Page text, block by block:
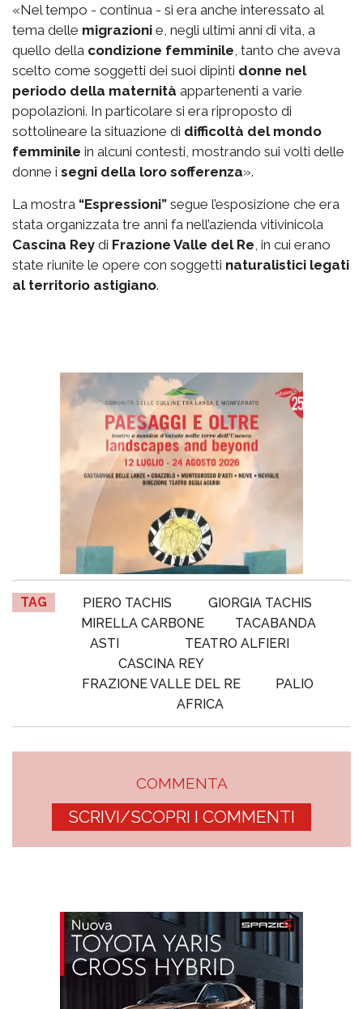
«Nel tempo - continua - si era anche interessato al
tema delle migrazioni e, negli ultimi anni di vita, a
quello della condizione femminile , tanto che aveva
scelto come soggetti dei suoi dipinti donne nel
periodo della maternità appartenenti a varie
popolazioni. In particolare si era riproposto di
sottolineare la situazione di difficoltà del mondo
femminile in alcuni contesti, mostrando sui volti delle
donne i segni della loro sofferenza».
La mostra “Espressioni” segue l’esposizione che era
stata organizzata tre anni fa nell’azienda vitivinicola
Cascina Rey di Frazione Valle del Re , in cui erano
state riunite le opere con soggetti naturalistici legati
al territorio astigiano.
TAG PIERO TACHIS
GIORGIA TACHIS
MIRELLA CARBONE
TACABANDA
ASTI
TEATRO ALFIERI
CASCINA REY
FRAZIONE VALLE DEL RE
PALIO
AFRICA
COMMENTA
SCRIVI/SCOPRI I COMMENTI